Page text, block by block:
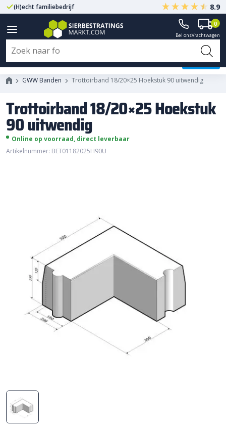
(H)echt familiebedrijf Gegarandeerd A-kwaliteit
8.9
Bel onsVrachtwagen
0
GWW Banden Trottoirband 18/20×25 Hoekstuk 90 uitwendig
Trottoirband 18/20×25 Hoekstuk
90 uitwendig
Online op voorraad, direct leverbaar
Artikelnummer: BET01182025H90U
Trottoirband 18/20x25 Hoekstuk
90 uitwendig